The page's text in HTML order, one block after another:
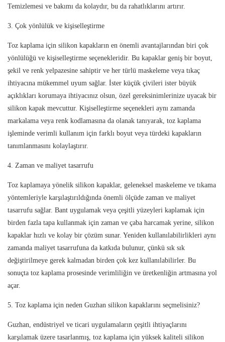
Temizlemesi ve bakımı da kolaydır, bu da rahatlıklarını artırır.
3. Çok yönlülük ve kişiselleştirme
Toz kaplama için silikon kapakların en önemli avantajlarından biri çok
yönlülüğü ve kişiselleştirme seçenekleridir. Bu kapaklar geniş bir boyut,
şekil ve renk yelpazesine sahiptir ve her türlü maskeleme veya tıkaç
ihtiyacına mükemmel uyum sağlar. İster küçük çivileri ister büyük
açıklıkları korumaya ihtiyacınız olsun, özel gereksinimlerinize uyacak bir
silikon kapak mevcuttur. Kişiselleştirme seçenekleri aynı zamanda
markalama veya renk kodlamasına da olanak tanıyarak, toz kaplama
işleminde verimli kullanım için farklı boyut veya türdeki kapakların
tanımlanmasını kolaylaştırır.
4. Zaman ve maliyet tasarrufu
Toz kaplamaya yönelik silikon kapaklar, geleneksel maskeleme ve tıkama
yöntemleriyle karşılaştırıldığında önemli ölçüde zaman ve maliyet
tasarrufu sağlar. Bant uygulamak veya çeşitli yüzeyleri kaplamak için
birden fazla tapa kullanmak için zaman ve çaba harcamak yerine, silikon
kapaklar hızlı ve kolay bir çözüm sunar. Yeniden kullanılabilirlikleri aynı
zamanda maliyet tasarrufuna da katkıda bulunur, çünkü sık sık
değiştirilmeye gerek kalmadan birden çok kez kullanılabilirler. Bu
sonuçta toz kaplama prosesinde verimliliğin ve üretkenliğin artmasına yol
açar.
5. Toz kaplama için neden Guzhan silikon kapaklarını seçmelisiniz?
Guzhan, endüstriyel ve ticari uygulamaların çeşitli ihtiyaçlarını
karşılamak üzere tasarlanmış, toz kaplama için yüksek kaliteli silikon